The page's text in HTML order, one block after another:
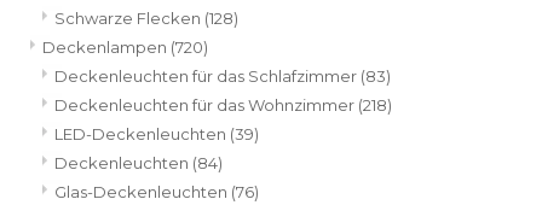
Schwarze Flecken (128)
Deckenlampen (720)
Deckenleuchten für das Schlafzimmer (83)
Deckenleuchten für das Wohnzimmer (218)
LED-Deckenleuchten (39)
Deckenleuchten (84)
Glas-Deckenleuchten (76)